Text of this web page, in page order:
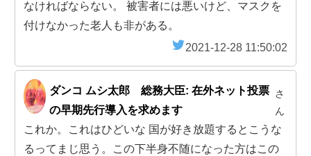
なければならない。 被害者には悪いけど、マスクを
付けなかった老人も非がある。
2021-12-28 11:50:02
ダンコ ムシ太郎 総務大臣: 在外ネット投票
の早期先行導入を求めます
さ
ん
これか。これはひどいな 国が好き放題するとこうな
るってまじ思う。この下半身不随になった方はこの